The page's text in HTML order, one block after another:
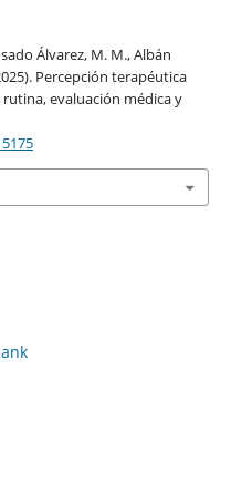
Álvarez, M. M., Albán
Percepción terapéutica
evaluación médica y